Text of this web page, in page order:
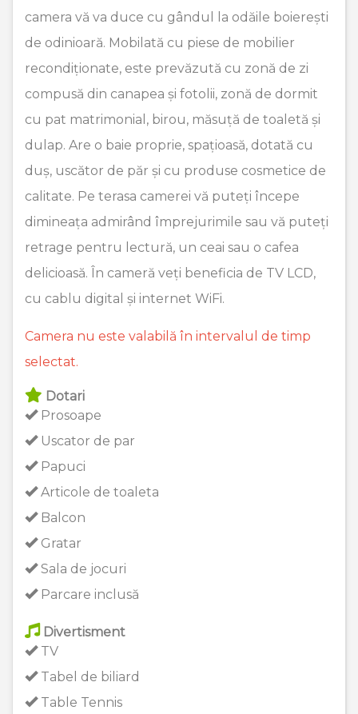
camera vă va duce cu gândul la odăile boierești
de odinioară. Mobilată cu piese de mobilier
recondiționate, este prevăzută cu zonă de zi
compusă din canapea și fotolii, zonă de dormit
cu pat matrimonial, birou, măsuță de toaletă și
dulap. Are o baie proprie, spațioasă, dotată cu
duș, uscător de păr și cu produse cosmetice de
calitate. Pe terasa camerei vă puteți începe
dimineața admirând împrejurimile sau vă puteți
retrage pentru lectură, un ceai sau o cafea
delicioasă. În cameră veți beneficia de TV LCD,
cu cablu digital și internet WiFi.
Camera nu este valabilă în intervalul de timp
selectat.
Dotari
Prosoape
Uscator de par
Papuci
Articole de toaleta
Balcon
Gratar
Sala de jocuri
Parcare inclusă
Divertisment
TV
Tabel de biliard
Table Tennis